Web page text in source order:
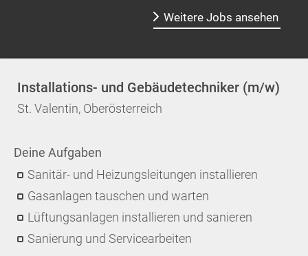
Weitere Jobs ansehen
Installations- und Gebäudetechniker (m/w)
St. Valentin, Oberösterreich
Deine Aufgaben
Sanitär- und Heizungsleitungen installieren
Gasanlagen tauschen und warten
Lüftungsanlagen installieren und sanieren
Sanierung und Servicearbeiten